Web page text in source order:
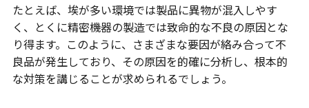
たとえば、埃が多い環境では製品に異物が混入しやす
く、とくに精密機器の製造では致命的な不良の原因とな
り得ます。このように、さまざまな要因が絡み合って不
良品が発生しており、その原因を的確に分析し、根本的
な対策を講じることが求められるでしょう。